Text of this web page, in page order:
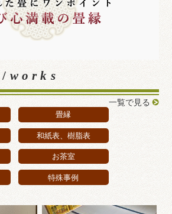
works
一覧で見る
畳縁
和紙表、樹脂表
お茶室
特殊事例